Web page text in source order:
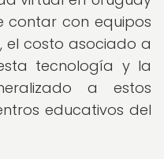
contar con equipos
el costo asociado a
tecnología y la
a estos
educativos del